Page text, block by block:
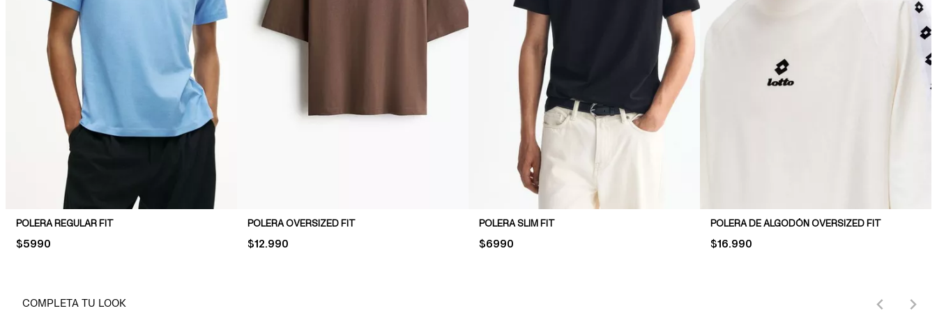
POLERA REGULAR FIT
PRICE:
$5990
POLERA OVERSIZED FIT
PRICE:
$12.990
POLERA SLIM FIT
PRICE:
$6990
POLERA DE ALGODÓN OVERSIZED FIT
PRICE:
$16.990
COMPLETA TU LOOK